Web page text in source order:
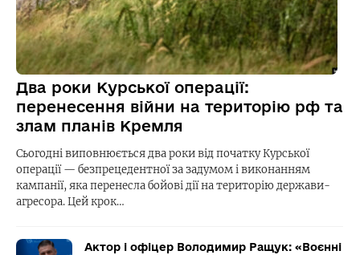
Два роки Курської операції:
перенесення війни на територію рф та
злам планів Кремля
Сьогодні виповнюється два роки від початку Курської
операції — безпрецедентної за задумом і виконанням
кампанії, яка перенесла бойові дії на територію держави-
агресора. Цей крок…
Актор і офіцер Володимир Ращук: «Воєнні